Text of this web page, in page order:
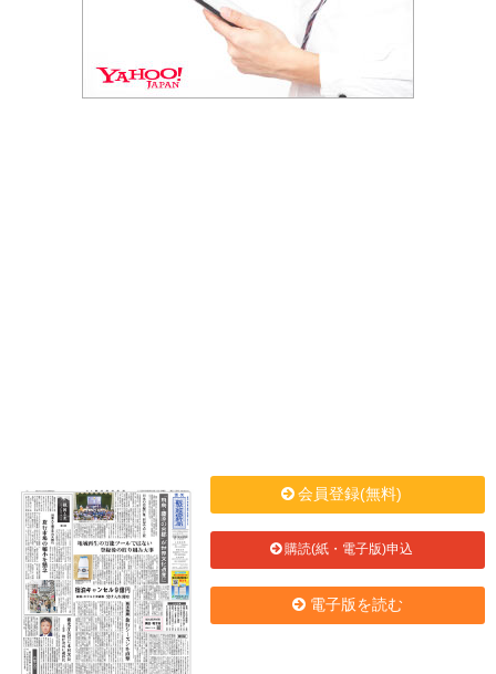
会員登録(無料)
購読(紙・電子版)申込
電子版を読む